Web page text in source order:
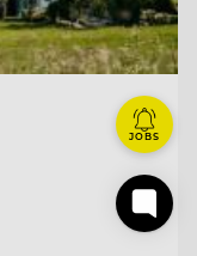
JOBS